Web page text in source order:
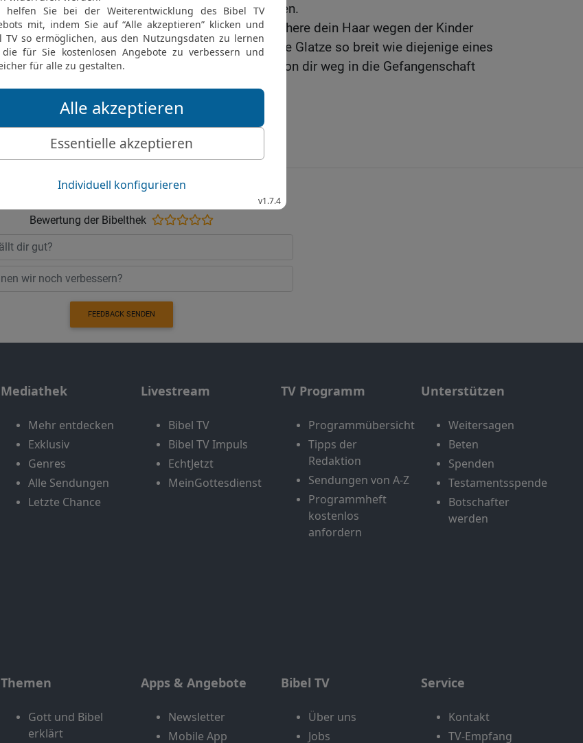
Herrlichkeit Israels kommen.
16 Mache dich kahl und schere dein Haar wegen der Kinder
deiner Wonne! Mache deine Glatze so breit wie diejenige eines
Geiers! Denn sie müssen von dir weg in die Gefangenschaft
ziehen.
© 2000 Genfer Bibelgesellschaft
Bewertung der Bibelthek
FEEDBACK SENDEN
Mediathek
Mehr entdecken
Exklusiv
Genres
Alle Sendungen
Letzte Chance
Livestream
Bibel TV
Bibel TV Impuls
EchtJetzt
MeinGottesdienst
TV Programm
Programmübersicht
Tipps der
Redaktion
Sendungen von A-Z
Programmheft
kostenlos
anfordern
Unterstützen
Weitersagen
Beten
Spenden
Testamentsspende
Botschafter
werden
Themen
Gott und Bibel
erklärt
Apps & Angebote
Newsletter
Mobile App
Bibel TV
Über uns
Jobs
Service
Kontakt
TV-Empfang